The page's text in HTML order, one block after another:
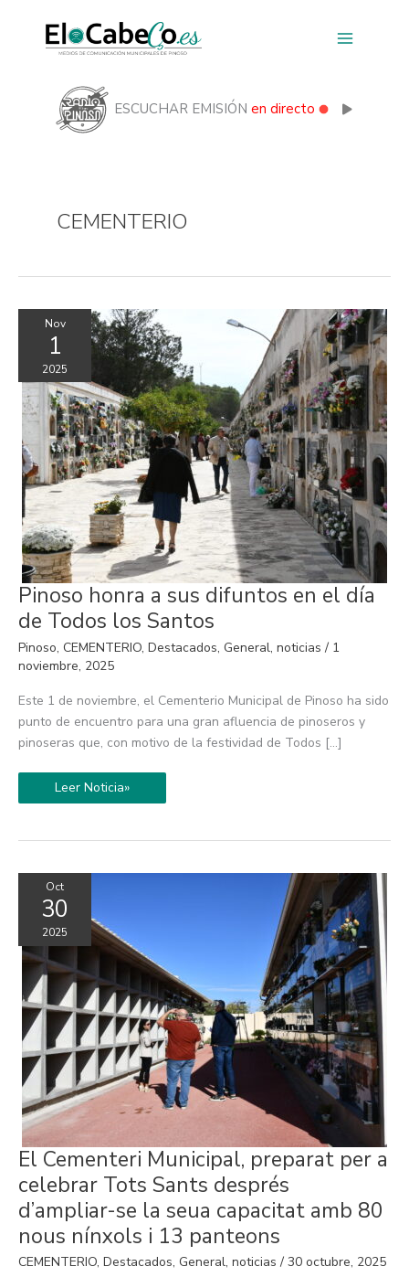
contenido
ESCUCHAR EMISIÓN en directo
CEMENTERIO
Nov
1
2025
Pinoso honra a sus difuntos en el día
de Todos los Santos
Pinoso, CEMENTERIO, Destacados, General, noticias / 1
noviembre, 2025
Este 1 de noviembre, el Cementerio Municipal de Pinoso ha sido
punto de encuentro para una gran afluencia de pinoseros y
pinoseras que, con motivo de la festividad de Todos […]
Pinoso
honra
a
sus
difuntos
en
el
Todos
los
Santos
Leer Noticia»
Oct
30
2025
El Cementeri Municipal, preparat per a
celebrar Tots Sants després
d’ampliar-se la seua capacitat amb 80
nous nínxols i 13 panteons
CEMENTERIO, Destacados, General, noticias / 30 octubre, 2025
El
Cementeri
Municipal,
preparat
per
a
celebrar
Tots
Sants
després